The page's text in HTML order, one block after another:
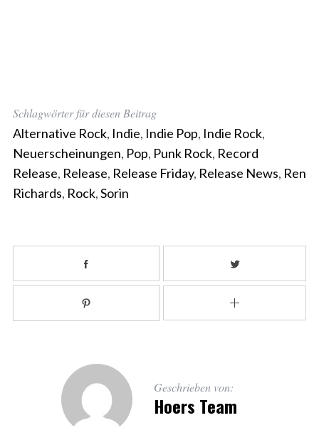
Schlagwörter für diesen Beitrag
Alternative Rock, Indie, Indie Pop, Indie Rock,
Neuerscheinungen, Pop, Punk Rock, Record
Release, Release, Release Friday, Release News, Ren
Richards, Rock,Sorin
Geschrieben von:
Hoers Team